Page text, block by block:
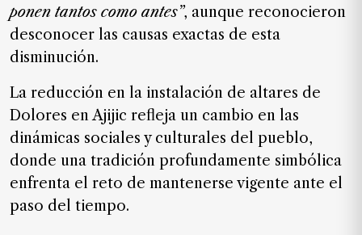
ponen tantos como antes”, aunque reconocieron
desconocer las causas exactas de esta
disminución.
La reducción en la instalación de altares de
Dolores en Ajijic refleja un cambio en las
dinámicas sociales y culturales del pueblo,
donde una tradición profundamente simbólica
enfrenta el reto de mantenerse vigente ante el
paso del tiempo.